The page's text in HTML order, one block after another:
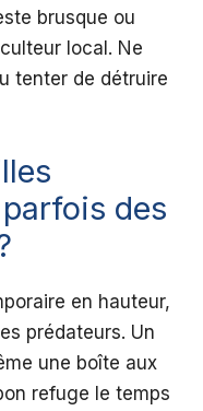
brusque ou
local. Ne
tenter de détruire
des
en hauteur,
prédateurs. Un
une boîte aux
refuge le temps